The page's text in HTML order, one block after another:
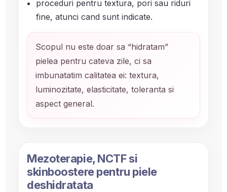
proceduri pentru textura, pori sau riduri
fine, atunci cand sunt indicate.
Scopul nu este doar sa “hidratam”
pielea pentru cateva zile, ci sa
imbunatatim calitatea ei: textura,
luminozitate, elasticitate, toleranta si
aspect general.
Mezoterapie, NCTF si
skinboostere pentru piele
deshidratata